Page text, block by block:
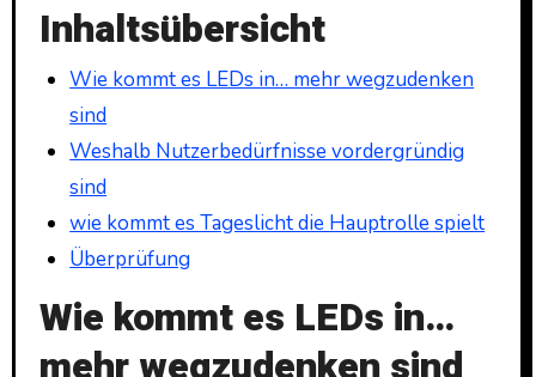
Inhaltsübersicht
Wie kommt es LEDs in… mehr wegzudenken
sind
Weshalb Nutzerbedürfnisse vordergründig
sind
wie kommt es Tageslicht die Hauptrolle spielt
Überprüfung
Wie kommt es LEDs in…